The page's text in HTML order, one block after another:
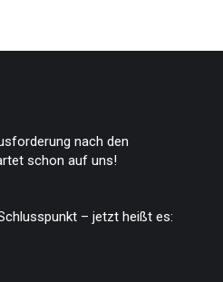
nach den
schon auf uns!
– jetzt heißt es: